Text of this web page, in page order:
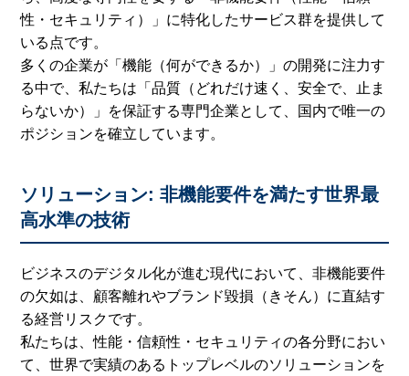
性・セキュリティ）」に特化したサービス群を提供して
いる点です。
多くの企業が「機能（何ができるか）」の開発に注力す
る中で、私たちは「品質（どれだけ速く、安全で、止ま
らないか）」を保証する専門企業として、国内で唯一の
ポジションを確立しています。
ソリューション: 非機能要件を満たす世界最
高水準の技術
ビジネスのデジタル化が進む現代において、非機能要件
の欠如は、顧客離れやブランド毀損（きそん）に直結す
る経営リスクです。
私たちは、性能・信頼性・セキュリティの各分野におい
て、世界で実績のあるトップレベルのソリューションを